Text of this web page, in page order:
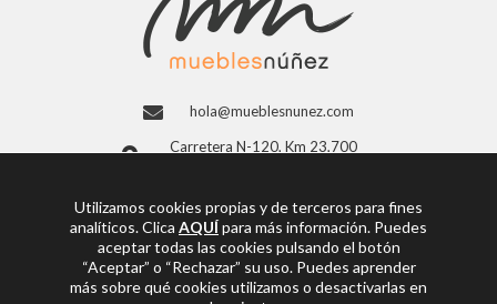
hola@mueblesnunez.com
Carretera N-120, Km 23,700
941 363 997
Facebook
Utilizamos cookies propias y de terceros para fines
analíticos. Clica AQUÍpara más información. Puedes
aceptar todas las cookies pulsando el botón
“Aceptar” o “Rechazar” su uso. Puedes aprender
más sobre qué cookies utilizamos o desactivarlas en